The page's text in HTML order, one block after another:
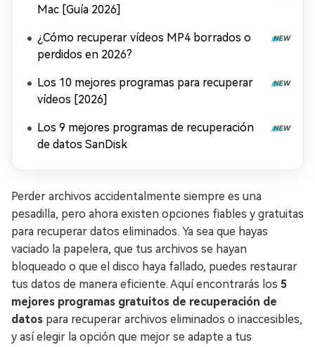
Mac [Guía 2026]
¿Cómo recuperar vídeos MP4 borrados o
perdidos en 2026?
Los 10 mejores programas para recuperar
vídeos [2026]
Los 9 mejores programas de recuperación
de datos SanDisk
Perder archivos accidentalmente siempre es una
pesadilla, pero ahora existen opciones fiables y gratuitas
para recuperar datos eliminados. Ya sea que hayas
vaciado la papelera, que tus archivos se hayan
bloqueado o que el disco haya fallado, puedes restaurar
tus datos de manera eficiente. Aquí encontrarás los 5
mejores programas gratuitos de recuperación de
datos para recuperar archivos eliminados o inaccesibles,
y así elegir la opción que mejor se adapte a tus